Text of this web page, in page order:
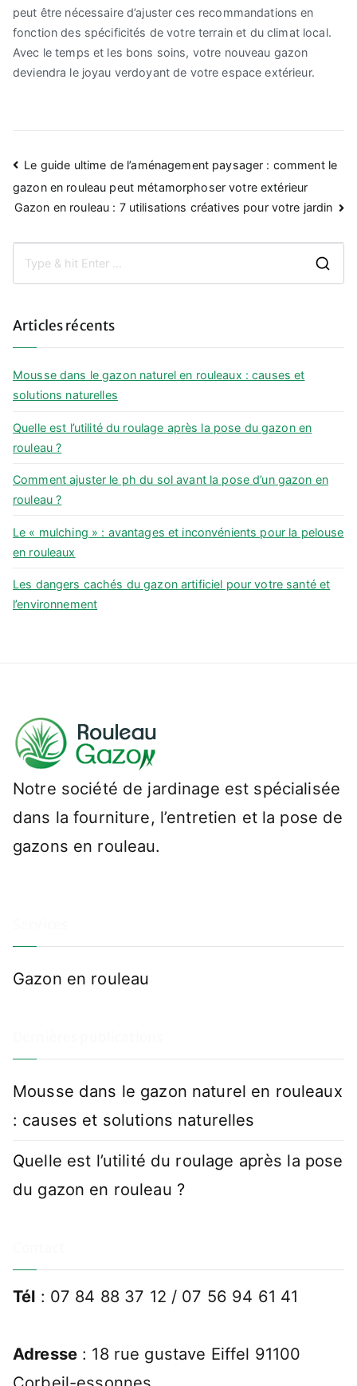
peut être nécessaire d’ajuster ces recommandations en
fonction des spécificités de votre terrain et du climat local.
Avec le temps et les bons soins, votre nouveau gazon
deviendra le joyau verdoyant de votre espace extérieur.
Navigation
de
l’article
Le guide ultime de l’aménagement paysager : comment le
gazon en rouleau peut métamorphoser votre extérieur
Gazon en rouleau : 7 utilisations créatives pour votre jardin
c
Articles récents
Mousse dans le gazon naturel en rouleaux : causes et
solutions naturelles
Quelle est l’utilité du roulage après la pose du gazon en
rouleau ?
Comment ajuster le ph du sol avant la pose d’un gazon en
rouleau ?
Le « mulching » : avantages et inconvénients pour la pelouse
en rouleaux
Les dangers cachés du gazon artificiel pour votre santé et
l’environnement
Notre société de jardinage est spécialisée
dans la fourniture, l’entretien et la pose de
gazons en rouleau.
Gazon en rouleau
Mousse dans le gazon naturel en rouleaux
: causes et solutions naturelles
Quelle est l’utilité du roulage après la pose
du gazon en rouleau ?
Tél : 07 84 88 37 12 / 07 56 94 61 41
Adresse : 18 rue gustave Eiffel 91100